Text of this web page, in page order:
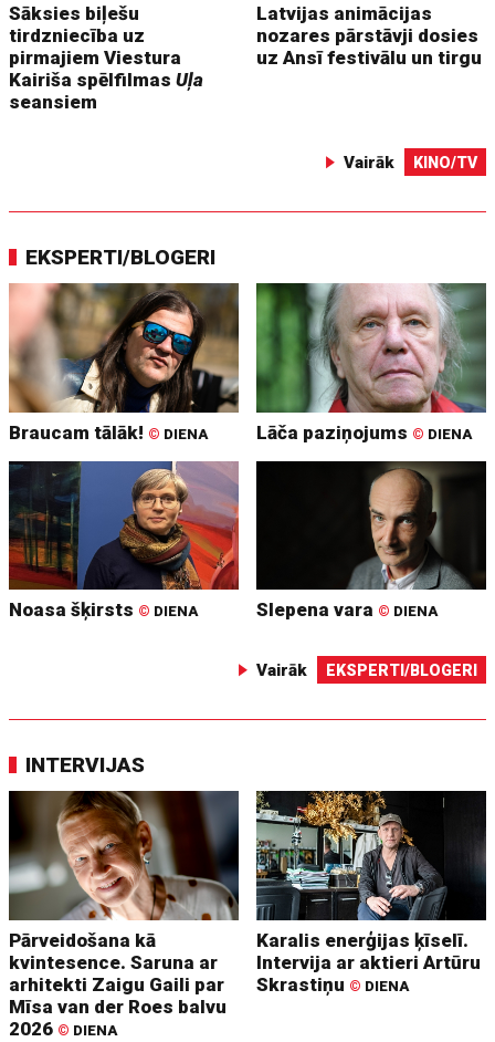
Sāksies biļešu
tirdzniecība uz
pirmajiem Viestura
Kairiša spēlfilmasUļa
seansiem
Latvijas animācijas
nozares pārstāvji dosies
uz Ansī festivālu un tirgu
Vairāk KINO/TV
EKSPERTI/BLOGERI
Braucam tālāk! © DIENA Lāča paziņojums © DIENA
Noasa šķirsts © DIENA Slepena vara © DIENA
Vairāk EKSPERTI/BLOGERI
INTERVIJAS
Pārveidošana kā
kvintesence. Saruna ar
arhitekti Zaigu Gaili par
Mīsa van der Roes balvu
2026 © DIENA
Karalis enerģijas ķīselī.
Intervija ar aktieri Artūru
Skrastiņu © DIENA